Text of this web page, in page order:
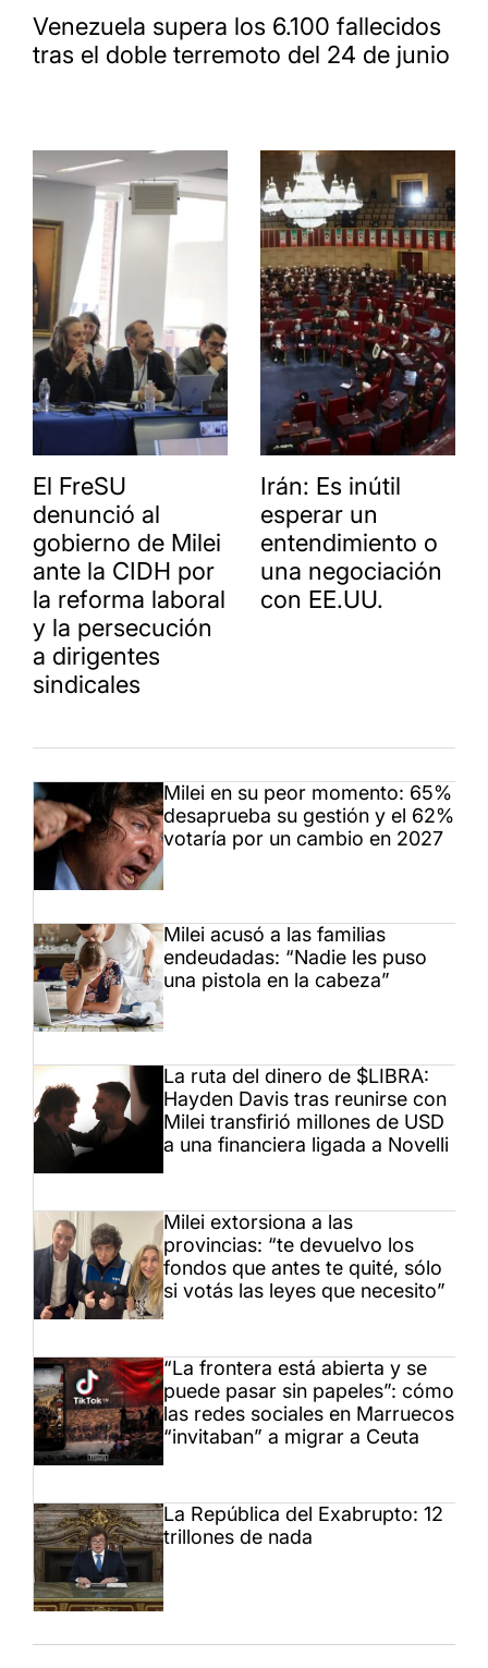
Venezuela supera los 6.100 fallecidos
tras el doble terremoto del 24 de junio
El FreSU
denunció al
gobierno de Milei
ante la CIDH por
la reforma laboral
y la persecución
a dirigentes
sindicales
Irán: Es inútil
esperar un
entendimiento o
una negociación
con EE.UU.
Milei en su peor momento: 65%
desaprueba su gestión y el 62%
votaría por un cambio en 2027
Milei acusó a las familias
endeudadas: “Nadie les puso
una pistola en la cabeza”
La ruta del dinero de $LIBRA:
Hayden Davis tras reunirse con
Milei transfirió millones de USD
a una financiera ligada a Novelli
Milei extorsiona a las
provincias: “te devuelvo los
fondos que antes te quité, sólo
si votás las leyes que necesito”
“La frontera está abierta y se
puede pasar sin papeles”: cómo
las redes sociales en Marruecos
“invitaban” a migrar a Ceuta
La República del Exabrupto: 12
trillones de nada